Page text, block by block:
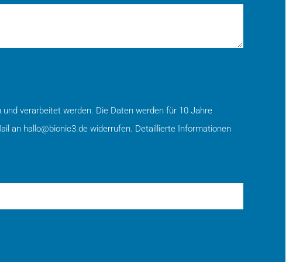
verarbeitet werden. Die Daten werden für 10 Jahre
an hallo@bionic3.de widerrufen. Detaillierte Informationen